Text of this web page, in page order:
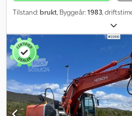
Tilstand: brukt, Byggeår:1983,